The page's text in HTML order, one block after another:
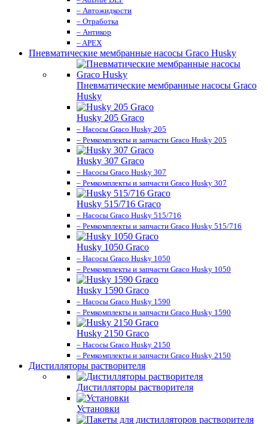
– Автожидкости
– Отработка
– Антикор
– APEX
Пневматические мембранные насосы Graco Husky
Пневматические мембранные насосы Graco
Husky
Husky 205 Graco
– Насосы Graco Husky 205
– Ремкомплекты и запчасти Graco Husky 205
Husky 307 Graco
– Насосы Graco Husky 307
– Ремкомплекты и запчасти Graco Husky 307
Husky 515/716 Graco
– Насосы Graco Husky 515/716
– Ремкомплекты и запчасти Graco Husky 515/716
Husky 1050 Graco
– Насосы Graco Husky 1050
– Ремкомплекты и запчасти Graco Husky 1050
Husky 1590 Graco
– Насосы Graco Husky 1590
– Ремкомплекты и запчасти Graco Husky 1590
Husky 2150 Graco
– Насосы Graco Husky 2150
– Ремкомплекты и запчасти Graco Husky 2150
Дистилляторы растворителя
Дистилляторы растворителя
Установки